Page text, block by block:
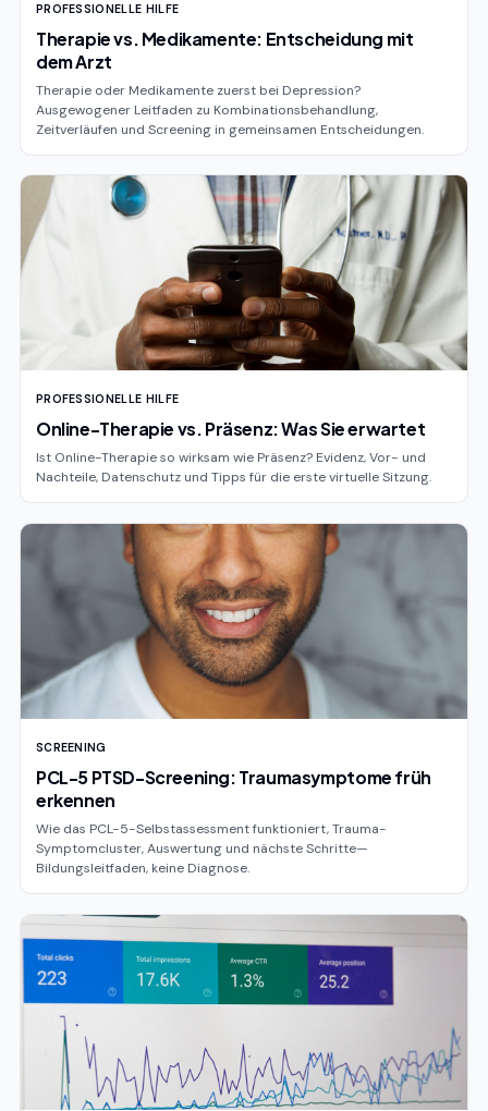
PROFESSIONELLE HILFE
Therapie vs. Medikamente: Entscheidung mit
dem Arzt
Therapie oder Medikamente zuerst bei Depression?
Ausgewogener Leitfaden zu Kombinationsbehandlung,
Zeitverläufen und Screening in gemeinsamen Entscheidungen.
PROFESSIONELLE HILFE
Online-Therapie vs. Präsenz: Was Sie erwartet
Ist Online-Therapie so wirksam wie Präsenz? Evidenz, Vor- und
Nachteile, Datenschutz und Tipps für die erste virtuelle Sitzung.
SCREENING
PCL-5 PTSD-Screening: Traumasymptome früh
erkennen
Wie das PCL-5-Selbstassessment funktioniert, Trauma-
Symptomcluster, Auswertung und nächste Schritte—
Bildungsleitfaden, keine Diagnose.